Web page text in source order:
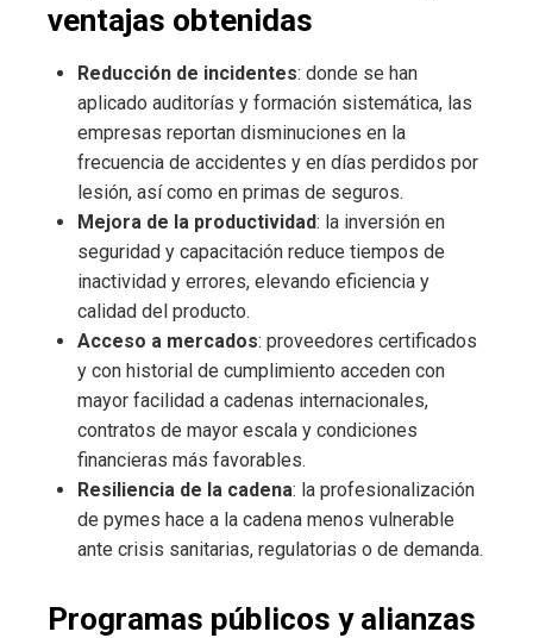
ventajas obtenidas
Reducción de incidentes: donde se han
aplicado auditorías y formación sistemática, las
empresas reportan disminuciones en la
frecuencia de accidentes y en días perdidos por
lesión, así como en primas de seguros.
Mejora de la productividad: la inversión en
seguridad y capacitación reduce tiempos de
inactividad y errores, elevando eficiencia y
calidad del producto.
Acceso a mercados: proveedores certificados
y con historial de cumplimiento acceden con
mayor facilidad a cadenas internacionales,
contratos de mayor escala y condiciones
financieras más favorables.
Resiliencia de la cadena: la profesionalización
de pymes hace a la cadena menos vulnerable
ante crisis sanitarias, regulatorias o de demanda.
Programas públicos y alianzas